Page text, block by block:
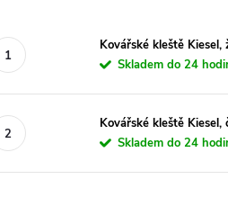
Kovářské kleště
Skladem do 24
Kovářské kleště
Skladem do 24